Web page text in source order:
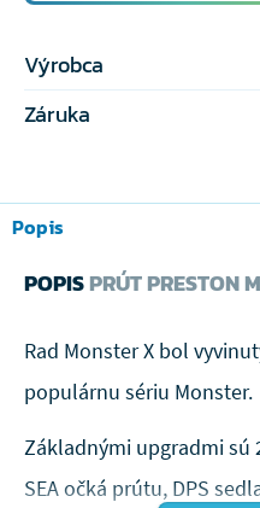
Výrobca
Záruka
Popis
POPISPRÚT PRESTON
Rad Monster X bol
populárnu sériu Monster.
Základnými upgradmi sú
SEA očká prútu, DPS